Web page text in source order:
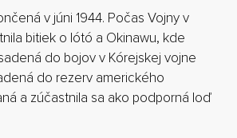
v júni 1944. Počas Vojny v
bitiek o Iótó a Okinawu, kde
do bojov v Kórejskej vojne
do rezerv amerického
a zúčastnila sa ako podporná loď